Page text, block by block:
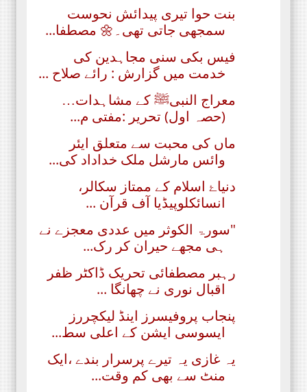
بنت حوا تیری پیدائش نحوست
سمجھی جاتی تھی۔🌼 مصطفا...
فیس بکی سنی مجاہدین کی
خدمت میں گزارش : رائے صلاح ...
معراج النبیﷺ کے مشاہدات…
(حصہ اول) تحریر :مفتی م...
ماں کی محبت سے متعلق ایئر
وائس مارشل ملک خداداد کی...
دنیاۓ اسلام کے ممتاز سکالر،
انسائکلوپیڈیا آف قرآن ...
"سورۃ الکوثر میں عددی معجزے نے
ہی مجھے حیران کر رک...
رہبر مصطفائی تحریک ڈاکٹر ظفر
اقبال نوری نے چھانگا ...
پنجاب پروفیسرز اینڈ لیکچررز
ایسوسی ایشن کے اعلی سط...
یہ غازی یہ تیرے پرسرار بندے ،ایک
منٹ سے بھی کم وقت...